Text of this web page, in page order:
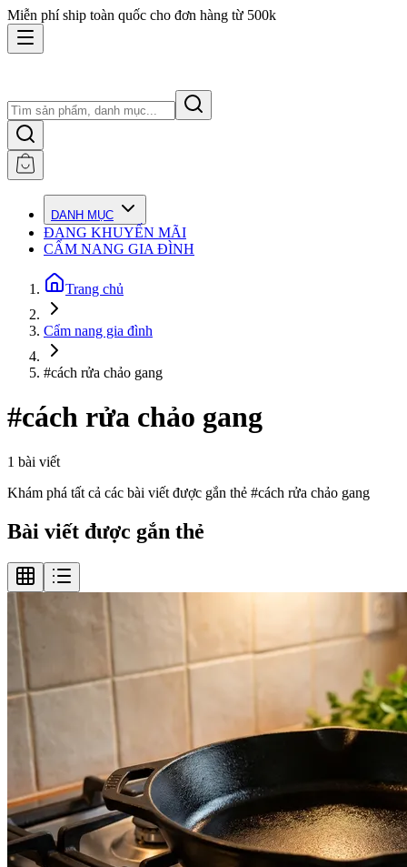
Miễn phí ship toàn quốc cho đơn hàng từ 500k
DANH MỤC
ĐANG KHUYẾN MÃI
CẨM NANG GIA ĐÌNH
Trang chủ
Cẩm nang gia đình
#cách rửa chảo gang
#cách rửa chảo gang
1 bài viết
Khám phá tất cả các bài viết được gắn thẻ #cách rửa chảo gang
Bài viết được gắn thẻ